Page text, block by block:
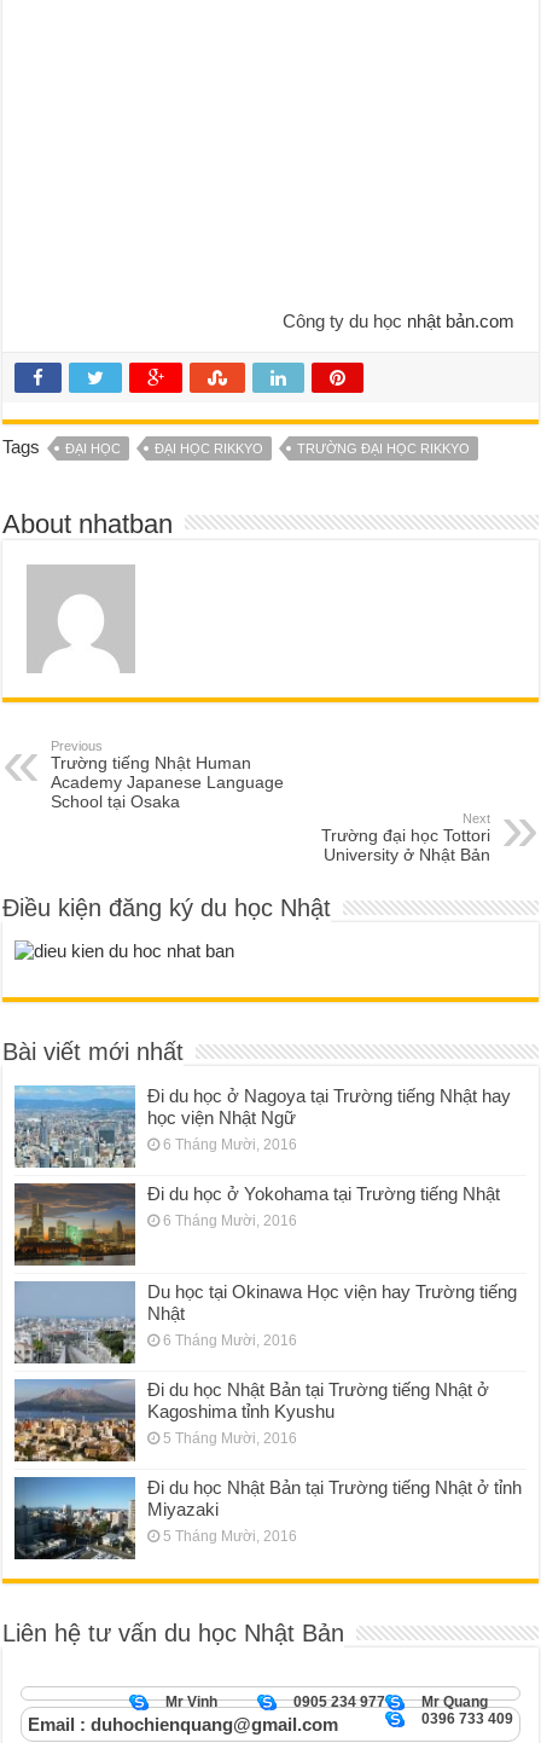
Công ty du học nhật bản.com
Tags ĐẠI HỌC ĐẠI HỌC RIKKYO TRƯỜNG ĐẠI HỌC RIKKYO
About nhatban
Previous
Trường tiếng Nhật Human
Academy Japanese Language
School tại Osaka
Next
Trường đại học Tottori
University ở Nhật Bản
Điều kiện đăng ký du học Nhật
Bài viết mới nhất
Đi du học ở Nagoya tại Trường tiếng Nhật hay
học viện Nhật Ngữ
6 Tháng Mười, 2016
Đi du học ở Yokohama tại Trường tiếng Nhật
6 Tháng Mười, 2016
Du học tại Okinawa Học viện hay Trường tiếng
Nhật
6 Tháng Mười, 2016
Đi du học Nhật Bản tại Trường tiếng Nhật ở
Kagoshima tỉnh Kyushu
5 Tháng Mười, 2016
Đi du học Nhật Bản tại Trường tiếng Nhật ở tỉnh
Miyazaki
5 Tháng Mười, 2016
Liên hệ tư vấn du học Nhật Bản
Mr Quang
0905 234 977
Mr Vinh
0396 733 409
Email : duhochienquang@gmail.com